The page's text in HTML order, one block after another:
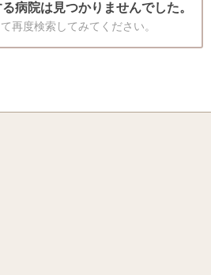
病院は見つかりませんでした。
再度検索してみてください。